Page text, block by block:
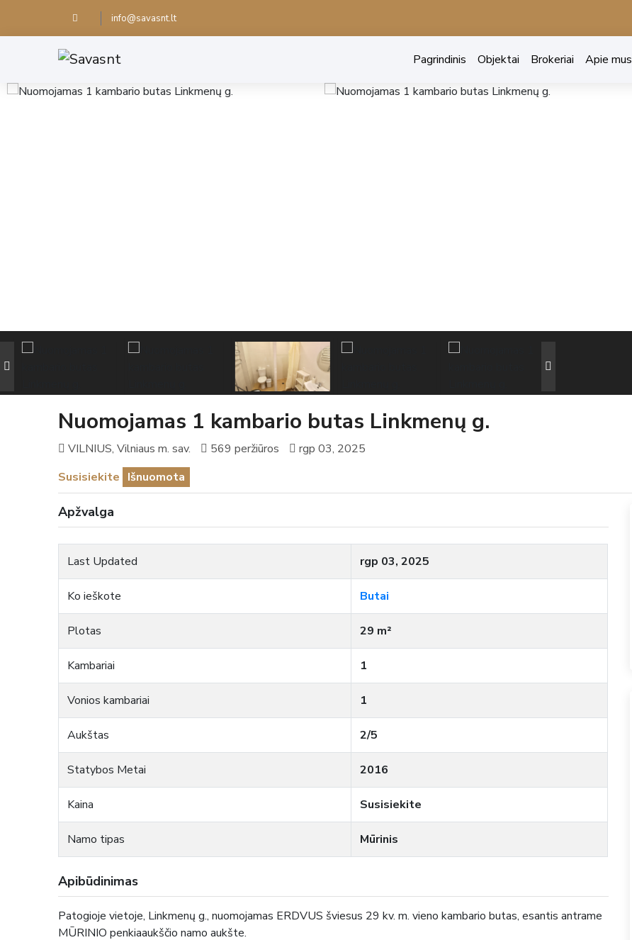
info@savasnt.lt
Pagrindinis Objektai Brokeriai Apie mus
Nuomojamas 1 kambario butas Linkmenų g.
VILNIUS, Vilniaus m. sav. 569 peržiūros
rgp 03, 2025
Susisiekite Išnuomota
Apžvalga
Last Updated rgp 03, 2025
Ko ieškote Butai
Plotas 29 m²
Kambariai 1
Vonios kambariai 1
Aukštas 2/5
Statybos Metai 2016
Kaina Susisiekite
Namo tipas Mūrinis
Apibūdinimas
Patogioje vietoje, Linkmenų g., nuomojamas ERDVUS šviesus 29 kv. m. vieno kambario butas, esantis antrame
MŪRINIO penkiaaukščio namo aukšte.